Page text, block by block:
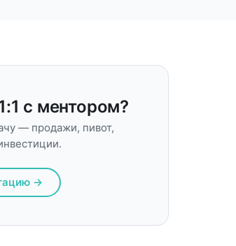
с ментором?
— продажи, пивот,
→